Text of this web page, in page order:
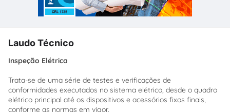
Laudo Técnico
Inspeção Elétrica
Trata-se de uma série de testes e verificações de
conformidades executados no sistema elétrico, desde o quadro
elétrico principal até os dispositivos e acessórios fixos finais,
conforme as normas em vigor.